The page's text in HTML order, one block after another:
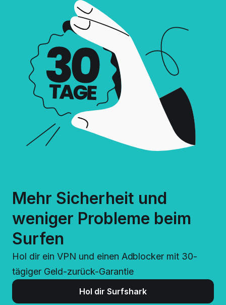
Mehr Sicherheit und
weniger Probleme beim
Surfen
Hol dir ein VPN und einen Adblocker mit 30-
tägiger Geld-zurück-Garantie
Hol dir Surfshark